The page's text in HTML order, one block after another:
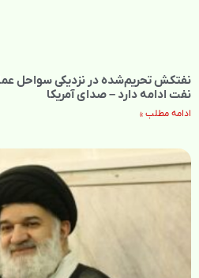
نفتکش تحریم‌شده در نزدیکی سواحل
نفت ادامه دارد – صدای آمریکا
ادامه مطلب »